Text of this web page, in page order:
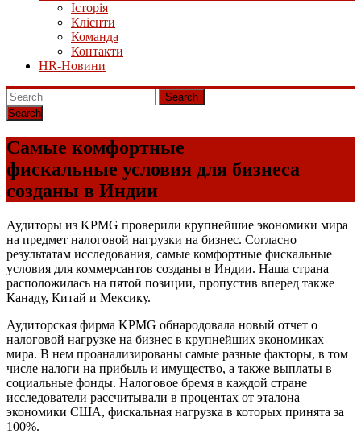
Історія
Клієнти
Команда
Контакти
HR-Новини
Search
Самые комфортные
фискальные условия для бизнеса
созданы в Индии
Аудиторы из KPMG проверили крупнейшие экономики мира
на предмет налоговой нагрузки на бизнес. Согласно
результатам исследования, самые комфортные фискальные
условия для коммерсантов созданы в Индии. Наша страна
расположилась на пятой позиции, пропустив вперед также
Канаду, Китай и Мексику.
Аудиторская фирма KPMG обнародовала новый отчет о
налоговой нагрузке на бизнес в крупнейших экономиках
мира. В нем проанализированы самые разные факторы, в том
числе налоги на прибыль и имущество, а также выплаты в
социальные фонды. Налоговое бремя в каждой стране
исследователи рассчитывали в процентах от эталона –
экономики США, фискальная нагрузка в которых принята за
100%.